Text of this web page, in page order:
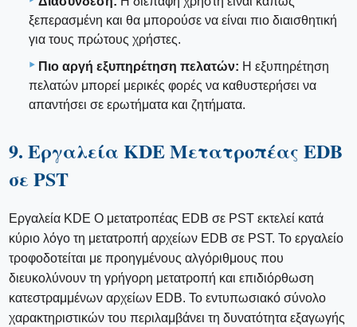
ξεπερασμένη και θα μπορούσε να είναι πιο διαισθητική
για τους πρώτους χρήστες.
Πιο αργή εξυπηρέτηση πελατών: Η εξυπηρέτηση
πελατών μπορεί μερικές φορές να καθυστερήσει να
απαντήσει σε ερωτήματα και ζητήματα.
9. Εργαλεία KDE Μετατροπέας EDB
σε PST
Εργαλεία KDE Ο μετατροπέας EDB σε PST εκτελεί κατά
κύριο λόγο τη μετατροπή αρχείων EDB σε PST. Το εργαλείο
τροφοδοτείται με προηγμένους αλγόριθμους που
διευκολύνουν τη γρήγορη μετατροπή και επιδιόρθωση
κατεστραμμένων αρχείων EDB. Το εντυπωσιακό σύνολο
χαρακτηριστικών του περιλαμβάνει τη δυνατότητα εξαγωγής